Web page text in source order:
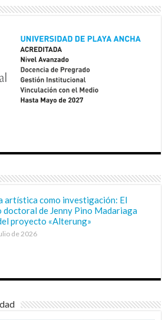
artística como investigación: El
doctoral de Jenny Pino Madariaga
proyecto «Alterung»
de 2026